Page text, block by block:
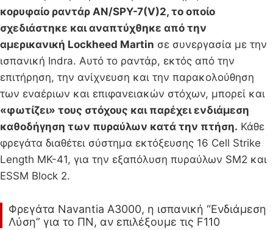
κορυφαίο ραντάρ AN/SPY-7(V)2, το οποίο
σχεδιάστηκε και αναπτύχθηκε από την
αμερικανική Lockheed Martin σε συνεργασία με την
ισπανική Indra. Αυτό το ραντάρ, εκτός από την
επιτήρηση, την ανίχνευση και την παρακολούθηση
των εναέριων και επιφανειακών στόχων, μπορεί και
«φωτίζει» τους στόχους και παρέχει ενδιάμεση
καθοδήγηση των πυραύλων κατά την πτήση. Κάθε
φρεγάτα διαθέτει σύστημα εκτόξευσης 16 Cell Strike
Length MK-41, για την εξαπόλυση πυραύλων SM2 και
ESSM Block 2.
Φρεγάτα Navantia A3000, η ισπανική “Ενδιάμεση
Λύση” για το ΠΝ, αν επιλέξουμε τις F110